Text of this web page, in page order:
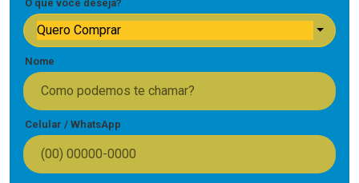
O que você deseja?
Quero Comprar
Nome
Celular / WhatsApp